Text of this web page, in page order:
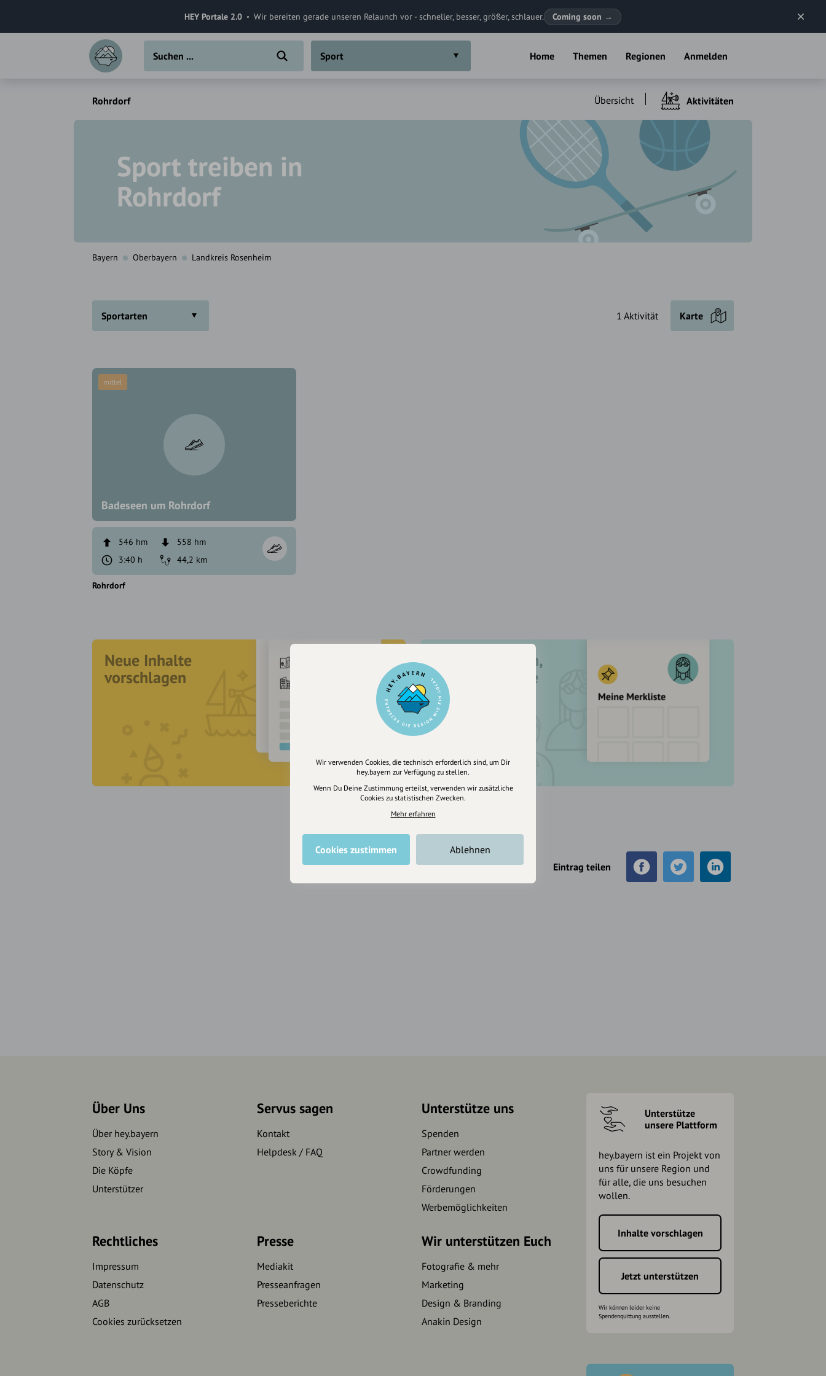
HEY Portale 2.0 Wir bereiten gerade unseren Relaunch vor - schneller, besser, größer, schlauer. Coming soon →
Home Themen Regionen Anmelden
Sport
Rohrdorf Übersicht Aktivitäten
Sport treiben in
Rohrdorf
Bayern Oberbayern Landkreis Rosenheim
Sportarten 1 Aktivität Karte
Badeseen um Rohrdorf
mittel
546 hm
558 hm
3:40 h
44,2 km
Rohrdorf
Neue Inhalte
vorschlagen
Registriere dich,
um dir Einträge
zu merken
Eintrag teilen
Über Uns
Über hey.bayern
Story & Vision
Die Köpfe
Unterstützer
Servus sagen
Kontakt
Helpdesk / FAQ
Unterstütze uns
Spenden
Partner werden
Crowdfunding
Förderungen
Werbemöglichkeiten
Rechtliches
Impressum
Datenschutz
AGB
Cookies zurücksetzen
Presse
Mediakit
Presseanfragen
Presseberichte
Wir unterstützen Euch
Fotografie & mehr
Marketing
Design & Branding
Anakin Design
Unterstütze
unsere Plattform
hey.bayern ist ein Projekt von
uns für unsere Region und
für alle, die uns besuchen
wollen.
Inhalte vorschlagen
Jetzt unterstützen
Wir können leider keine
Spendenquittung ausstellen.
Wir verwenden Cookies, die technisch erforderlich sind, um Dir
hey.bayern zur Verfügung zu stellen.
Wenn Du Deine Zustimmung erteilst, verwenden wir zusätzliche
Cookies zu statistischen Zwecken.
Mehr erfahren
Cookies zustimmen Ablehnen